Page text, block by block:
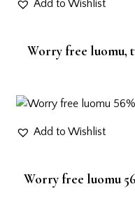
Add to Wishlist
Worry free luomu,
Add to Wishlist
Worry free luomu